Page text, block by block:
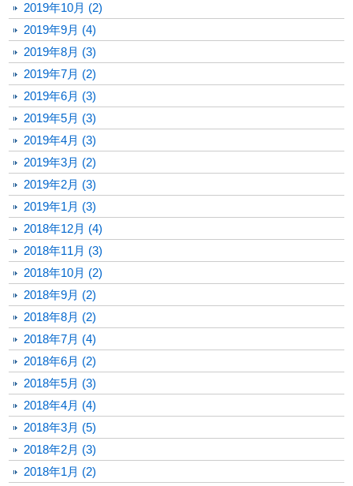
2019年10月 (2)
2019年9月 (4)
2019年8月 (3)
2019年7月 (2)
2019年6月 (3)
2019年5月 (3)
2019年4月 (3)
2019年3月 (2)
2019年2月 (3)
2019年1月 (3)
2018年12月 (4)
2018年11月 (3)
2018年10月 (2)
2018年9月 (2)
2018年8月 (2)
2018年7月 (4)
2018年6月 (2)
2018年5月 (3)
2018年4月 (4)
2018年3月 (5)
2018年2月 (3)
2018年1月 (2)